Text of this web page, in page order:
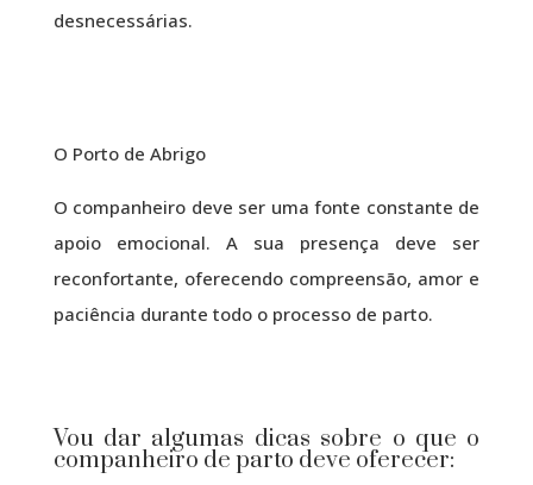
desnecessárias.
O Porto de Abrigo
O companheiro deve ser uma fonte constante de
apoio emocional. A sua presença deve ser
reconfortante, oferecendo compreensão, amor e
paciência durante todo o processo de parto.
Vou dar algumas dicas sobre o que o
companheiro de parto deve oferecer: